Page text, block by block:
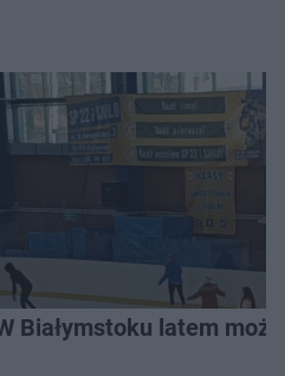
Białymstoku latem